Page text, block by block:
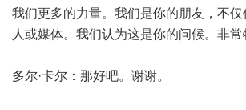
我们更多的力量。我们是你的朋友，不
人或媒体。我们认为这是你的问候。非常
多尔·卡尔：那好吧。谢谢。